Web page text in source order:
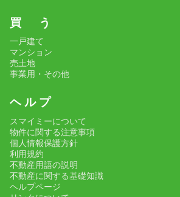
買 う
一戸建て
マンション
売土地
事業用・その他
ヘ ル プ
スマイミーについて
物件に関する注意事項
個人情報保護方針
利用規約
不動産用語の説明
不動産に関する基礎知識
ヘルプページ